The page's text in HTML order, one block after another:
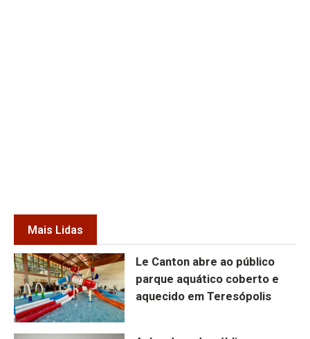
Mais Lidas
Le Canton abre ao público
parque aquático coberto e
aquecido em Teresópolis